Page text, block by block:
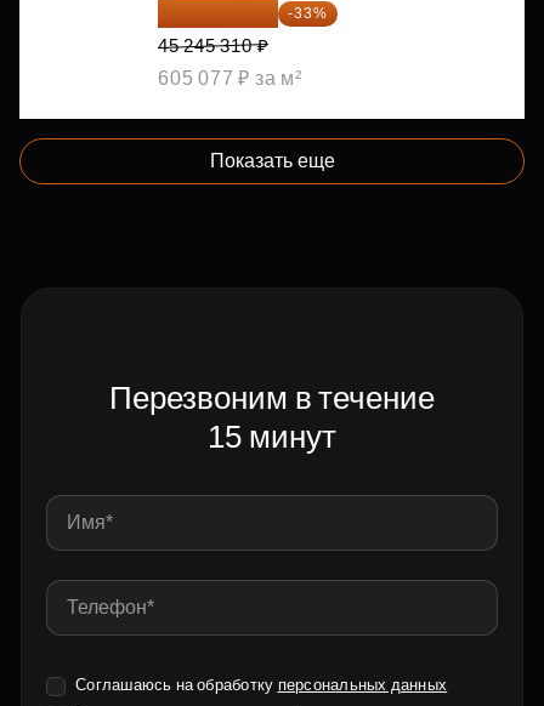
30 314 358 ₽ -33%
45 245 310 ₽
605 077 ₽ за м²
Показать еще
Перезвоним в течение
15 минут
Соглашаюсь на обработку персональных данных